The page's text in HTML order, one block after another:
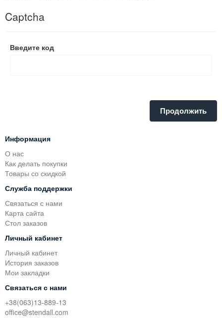
Captcha
Введите код
Продолжить
Информация
О нас
Как делать покупки
Товары со скидкой
Служба поддержки
Связаться с нами
Карта сайта
Стол заказов
Личный кабинет
Личный кабинет
История заказов
Мои закладки
Связаться с нами
+38(063)13-889-13
office@stendall.com